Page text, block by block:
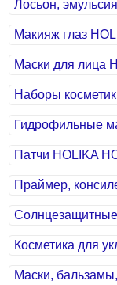
Лосьон,
Макияж глаз
Маски для лица
Наборы
Гидрофильные
Патчи HOLIKA
Праймер,
Косметика для
Маски,